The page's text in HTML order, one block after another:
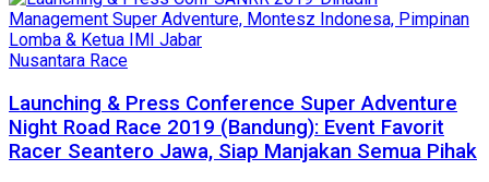
Nusantara Race
Launching & Press Conference Super Adventure
Night Road Race 2019 (Bandung): Event Favorit
Racer Seantero Jawa, Siap Manjakan Semua Pihak